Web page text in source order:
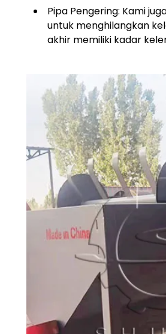
Pipa Pengering: Kami
untuk menghilangkan
akhir memiliki kadar